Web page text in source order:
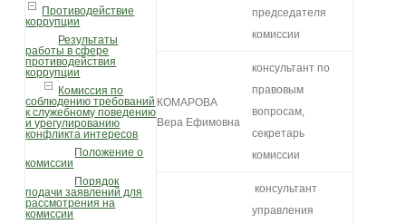
Противодействие
коррупции
Результаты
работы в сфере
противодействия
коррупции
Комиссия по
соблюдению требований
к служебному поведению
и урегулированию
конфликта интересов
Положение о
комиссии
Порядок
подачи заявлений для
рассмотрения на
комиссии
председателя
комиссии
КОМАРОВА
Вера Ефимовна
консультант по
правовым
вопросам,
секретарь
комиссии
консультант
управления